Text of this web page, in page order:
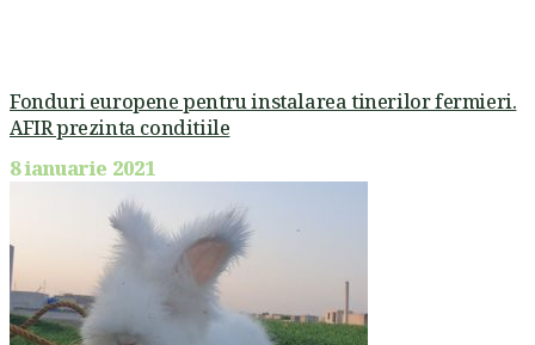
Fonduri europene pentru instalarea tinerilor fermieri.
AFIR prezinta conditiile
8 ianuarie 2021